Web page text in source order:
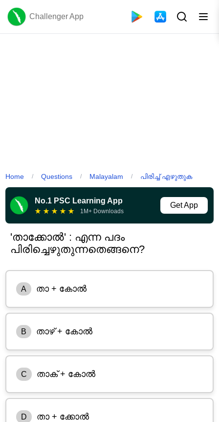
Challenger App
Home / Questions / Malayalam / പിരിച്ച് എഴുതുക
No.1 PSC Learning App
★ ★ ★ ★ ★ 1M+ Downloads
Get App
'താക്കോൽ' : എന്ന പദം
പിരിച്ചെഴുതുന്നതെങ്ങനെ?
A താ + കോൽ
B താഴ് + കോൽ
C താക് + കോൽ
D താ + ക്കോൽ